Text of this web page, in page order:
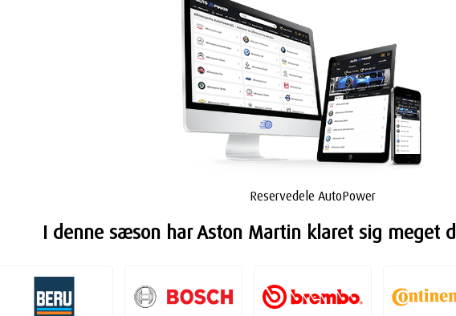
Reservedele AutoPower
I denne sæson har Aston Martin klaret sig meget